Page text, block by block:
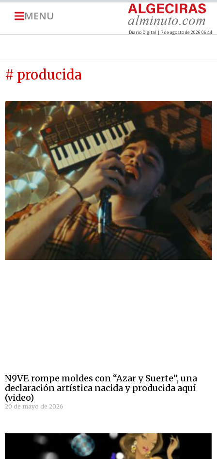
MENU
Diario Digital | 7 de agosto de 2026 06:44
# producida
N9VE rompe moldes con “Azar y Suerte”, una
declaración artística nacida y producida aquí
(video)
20 de mayo de 2026